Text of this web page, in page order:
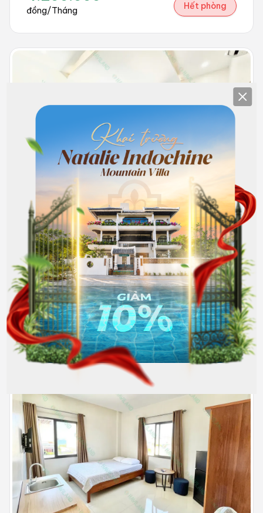
đồng/Tháng Hết phòng
309
Wifi Giặt chung Điều hòa +6
4.200.000
đồng/Tháng Hết phòng